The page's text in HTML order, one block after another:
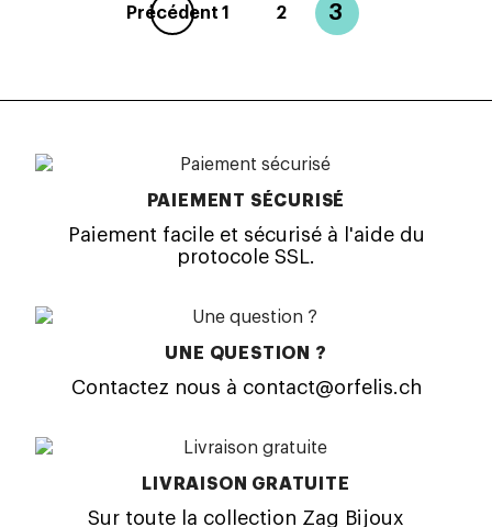
Précédent 1 2 3
PAIEMENT SÉCURISÉ
Paiement facile et sécurisé à l'aide du
protocole SSL.
UNE QUESTION ?
Contactez nous à contact@orfelis.ch
LIVRAISON GRATUITE
Sur toute la collection Zag Bijoux